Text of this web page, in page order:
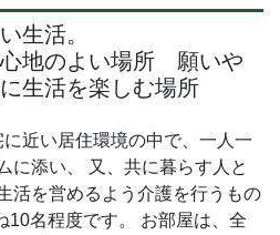
生活。
地のよい場所 願いや
生活を楽しむ場所
近い居住環境の中で、一人一
に添い、 又、共に暮らす人と
活を営めるよう介護を行うもの
10名程度です。 お部屋は、全